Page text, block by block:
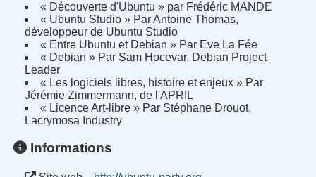
« Découverte d'Ubuntu » par Frédéric MANDE
« Ubuntu Studio » Par Antoine Thomas,
développeur de Ubuntu Studio
« Entre Ubuntu et Debian » Par Eve La Fée
« Debian » Par Sam Hocevar, Debian Project
Leader
« Les logiciels libres, histoire et enjeux » Par
Jérémie Zimmermann, de l'APRIL
« Licence Art-libre » Par Stéphane Drouot,
Lacrymosa Industry
Informations